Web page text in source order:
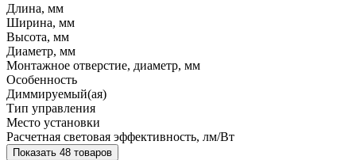
Длина, мм
Ширина, мм
Высота, мм
Диаметр, мм
Монтажное отверстие, диаметр, мм
Особенность
Диммируемый(ая)
Тип управления
Место установки
Расчетная световая эффективность, лм/Вт
Показать 48 товаров